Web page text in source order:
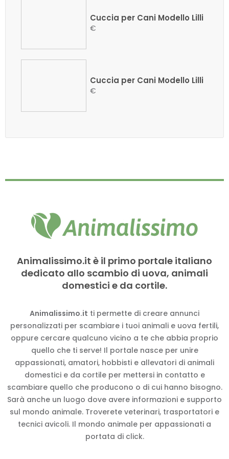
Cuccia per Cani Modello Lilli
€
Cuccia per Cani Modello Lilli
€
Animalissimo.it è il primo portale italiano
dedicato allo scambio di uova, animali
domestici e da cortile.
Animalissimo.it ti permette di creare annunci
personalizzati per scambiare i tuoi animali e uova fertili,
oppure cercare qualcuno vicino a te che abbia proprio
quello che ti serve! Il portale nasce per unire
appassionati, amatori, hobbisti e allevatori di animali
domestici e da cortile per mettersi in contatto e
scambiare quello che producono o di cui hanno bisogno.
Sarà anche un luogo dove avere informazioni e supporto
sul mondo animale. Troverete veterinari, trasportatori e
tecnici avicoli. Il mondo animale per appassionati a
portata di click.